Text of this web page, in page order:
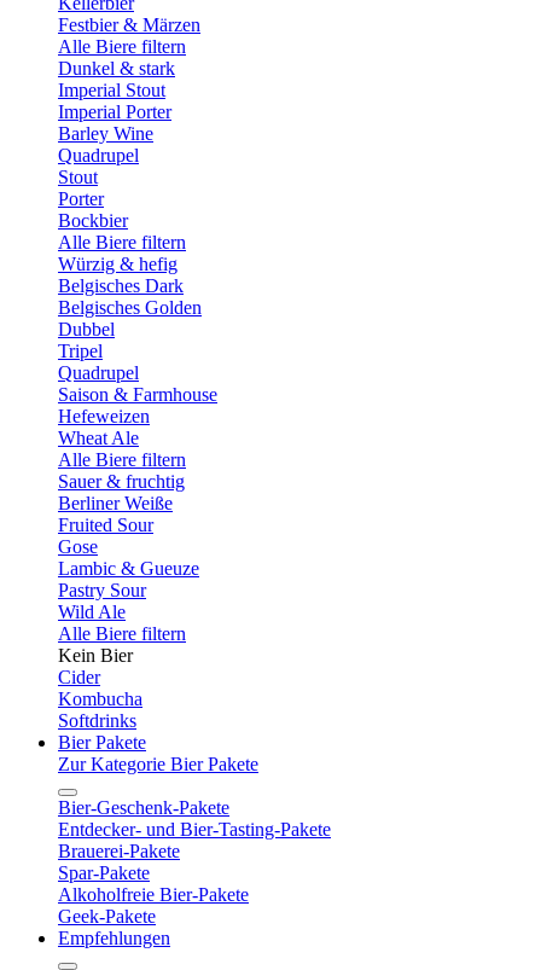
Festbier & Märzen
Alle Biere filtern
Dunkel & stark
Imperial Stout
Imperial Porter
Barley Wine
Quadrupel
Stout
Porter
Bockbier
Alle Biere filtern
Würzig & hefig
Belgisches Dark
Belgisches Golden
Dubbel
Tripel
Quadrupel
Saison & Farmhouse
Hefeweizen
Wheat Ale
Alle Biere filtern
Sauer & fruchtig
Berliner Weiße
Fruited Sour
Gose
Lambic & Gueuze
Pastry Sour
Wild Ale
Alle Biere filtern
Kein Bier
Cider
Kombucha
Softdrinks
Bier Pakete
Zur Kategorie Bier Pakete
Bier-Geschenk-Pakete
Entdecker- und Bier-Tasting-Pakete
Brauerei-Pakete
Spar-Pakete
Alkoholfreie Bier-Pakete
Geek-Pakete
Empfehlungen